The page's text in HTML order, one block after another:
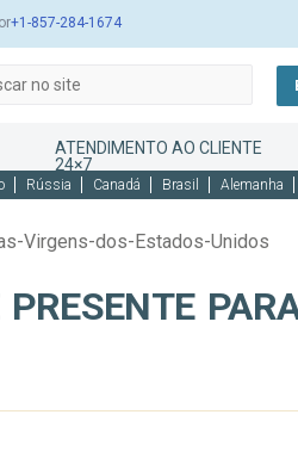
or+1-857-284-1674
ATENDIMENTO AO CLIENTE
24×7
Rússia Canadá Brasil Alemanha
Virgens-dos-Estados-Unidos
PRESENTE